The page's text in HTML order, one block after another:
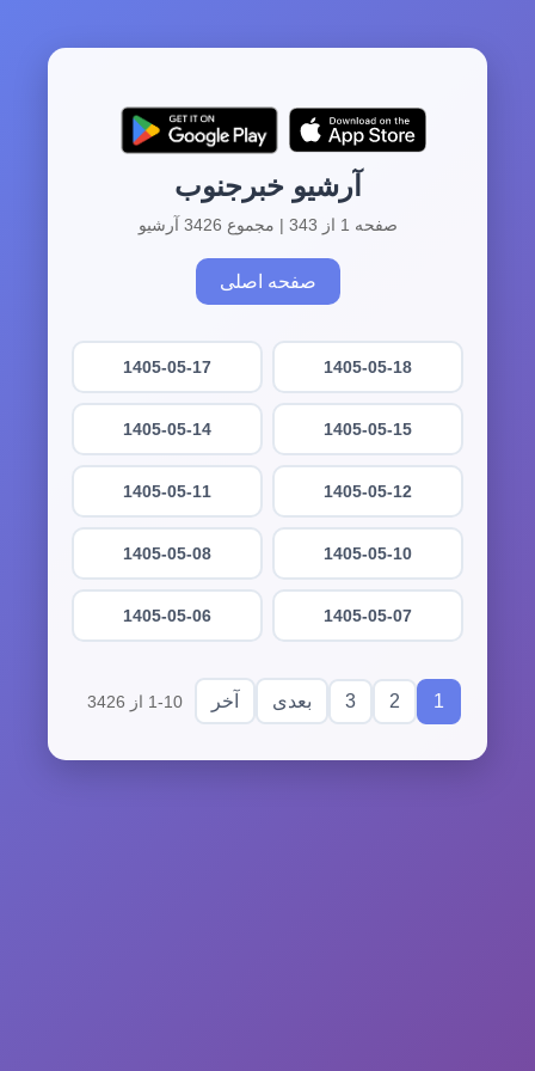
آرشیو خبرجنوب
صفحه 1 از 343 | مجموع 3426 آرشیو
صفحه اصلی
1405-05-18
1405-05-17
1405-05-15
1405-05-14
1405-05-12
1405-05-11
1405-05-10
1405-05-08
1405-05-07
1405-05-06
1
2
3 بعدی آخر 1-10 از 3426